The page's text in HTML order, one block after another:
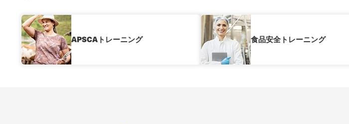
APSCAトレーニング 食品安全トレーニング